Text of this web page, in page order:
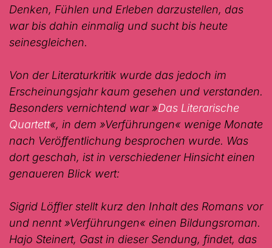
Denken, Fühlen und Erleben darzustellen, das
war bis dahin einmalig und sucht bis heute
seinesgleichen.
Von der Literaturkritik wurde das jedoch im
Erscheinungsjahr kaum gesehen und verstanden.
Besonders vernichtend war»Das Literarische
Quartett«, in dem »Verführungen« wenige Monate
nach Veröffentlichung besprochen wurde. Was
dort geschah, ist in verschiedener Hinsicht einen
genaueren Blick wert:
Sigrid Löffler stellt kurz den Inhalt des Romans vor
und nennt»Verführungen« einen Bildungsroman.
Hajo Steinert, Gast in dieser Sendung, findet, das